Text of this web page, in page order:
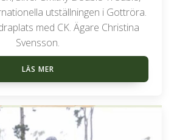
utställningen i Gottröra.
med CK. Ägare Christina
Svensson.
LÄS MER